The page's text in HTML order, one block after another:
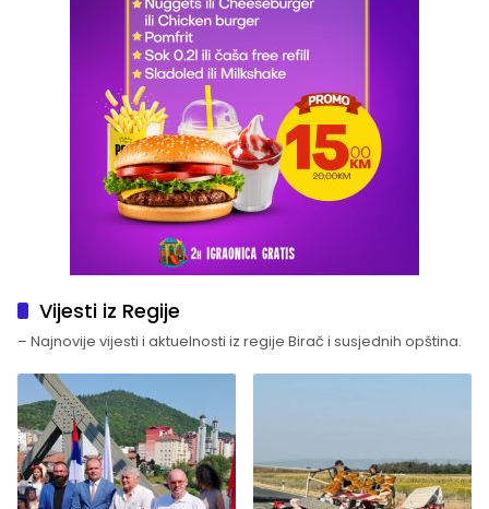
Vijesti iz Regije
– Najnovije vijesti i aktuelnosti iz regije Birač i susjednih opština.